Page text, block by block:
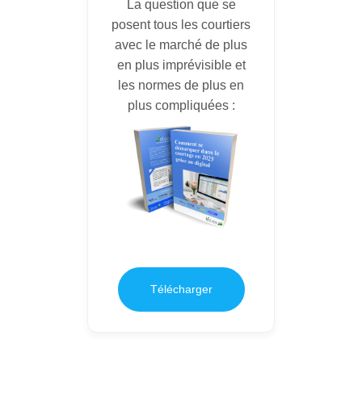
La question que se
posent tous les courtiers
avec le marché de plus
en plus imprévisible et
les normes de plus en
plus compliquées :
Télécharger